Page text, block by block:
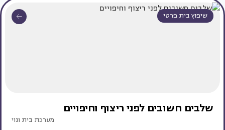
שיפוץ בית פרטי
שלבים חשובים לפני ריצוף וחיפויים
מערכת בית ונוי